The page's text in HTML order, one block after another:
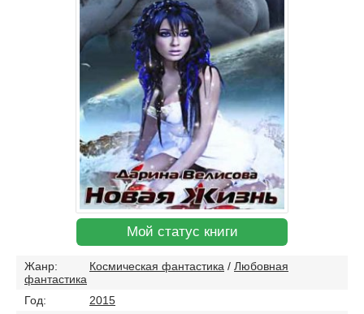
Мой статус книги
Жанр: Космическая фантастика / Любовная
фантастика
Год:
2015